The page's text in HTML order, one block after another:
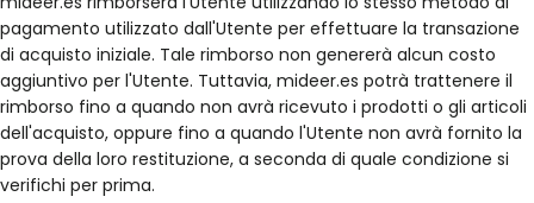
pagamento utilizzato dall'Utente per effettuare la transazione
di acquisto iniziale. Tale rimborso non genererà alcun costo
aggiuntivo per l'Utente. Tuttavia, mideer.es potrà trattenere il
rimborso fino a quando non avrà ricevuto i prodotti o gli articoli
dell'acquisto, oppure fino a quando l'Utente non avrà fornito la
prova della loro restituzione, a seconda di quale condizione si
verifichi per prima.